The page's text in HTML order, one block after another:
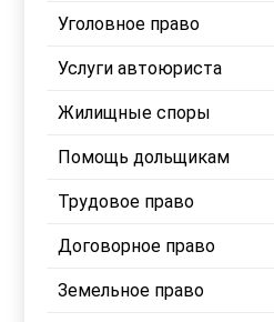
Уголовное право
Услуги автоюриста
Жилищные споры
Помощь дольщикам
Трудовое право
Договорное право
Земельное право